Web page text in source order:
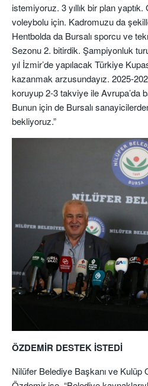
istemiyoruz. 3 yıllık bir plan yaptık.
voleybolu için. Kadromuzu da
Hentbolda da Bursalı sporcu ve
Sezonu 2. bitirdik. Şampiyonluk
yıl İzmir’de yapılacak Türkiye
kazanmak arzusundayız. 2025-
koruyup 2-3 takviye ile Avrupa’da
Bunun için de Bursalı
bekliyoruz.”
ÖZDEMİR DESTEK İSTEDİ
Nilüfer Belediye Başkanı ve Kulüp